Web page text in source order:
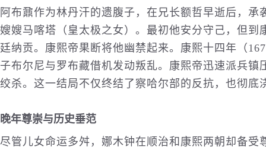
阿布鼐作为林丹汗的遗腹子，在兄长额哲早逝后，
嫂嫂马喀塔（皇太极之女）。最初他安分守己，但
廷纳贡。康熙帝果断将他幽禁起来。康熙十四年（
子布尔尼与罗布藏借机发动叛乱。康熙帝迅速派兵
绞杀。这一结局不仅终结了察哈尔部的反抗，也彻底
晚年尊崇与历史垂范
尽管儿女命运多舛，娜木钟在顺治和康熙两朝却备